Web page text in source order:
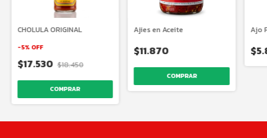
CHOLULA ORIGINAL
-5% OFF
$17.530 $18.450
Ajies en Aceite
$11.870
Ajo